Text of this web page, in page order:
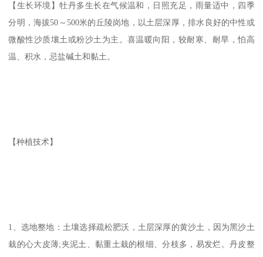
【生长环境】牡丹多生长在气候温和，日照充足，雨量适中，四季
分明，海拔50～500米的丘陵岗地，以土层深厚，排水良好的中性或
微酸性沙质壤土或粉沙土为主。喜温暖向阳，较耐寒、耐旱，怕高
温、积水，忌盐碱土和黏土。
【种植技术】
1、选地整地：土壤选择疏松肥沃，土层深厚的黄沙土，因为黑沙土
栽的心大皮薄;夹泥土、黏重土栽的根细、分枝多，易发烂。丹皮整